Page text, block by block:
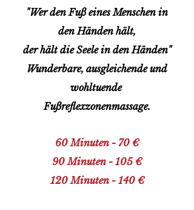
"Wer den Fuß eines Menschen in
den Händen hält,
der hält die Seele in den Händen"
Wunderbare, ausgleichende und
wohltuende
Fußreflexzonenmassage.
60 Minuten - 70 €
90 Minuten - 105 €
120 Minuten - 140 €